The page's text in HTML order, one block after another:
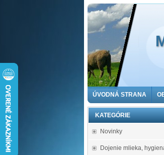
ÚVODNÁ STRANA
KATEGÓRIE
Novinky
Dojenie mlieka,